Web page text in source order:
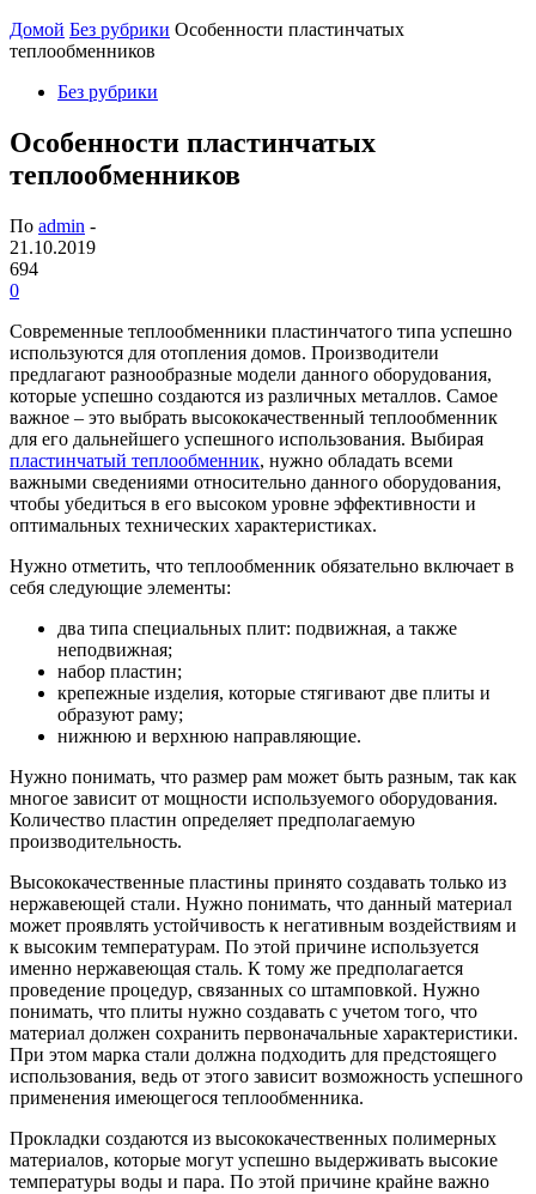
Домой Без рубрики Особенности пластинчатых
теплообменников
Без рубрики
Особенности пластинчатых
теплообменников
По admin -
21.10.2019
694
0
Современные теплообменники пластинчатого типа успешно
используются для отопления домов. Производители
предлагают разнообразные модели данного оборудования,
которые успешно создаются из различных металлов. Самое
важное – это выбрать высококачественный теплообменник
для его дальнейшего успешного использования. Выбирая
пластинчатый теплообменник, нужно обладать всеми
важными сведениями относительно данного оборудования,
чтобы убедиться в его высоком уровне эффективности и
оптимальных технических характеристиках.
Нужно отметить, что теплообменник обязательно включает в
себя следующие элементы:
два типа специальных плит: подвижная, а также
неподвижная;
набор пластин;
крепежные изделия, которые стягивают две плиты и
образуют раму;
нижнюю и верхнюю направляющие.
Нужно понимать, что размер рам может быть разным, так как
многое зависит от мощности используемого оборудования.
Количество пластин определяет предполагаемую
производительность.
Высококачественные пластины принято создавать только из
нержавеющей стали. Нужно понимать, что данный материал
может проявлять устойчивость к негативным воздействиям и
к высоким температурам. По этой причине используется
именно нержавеющая сталь. К тому же предполагается
проведение процедур, связанных со штамповкой. Нужно
понимать, что плиты нужно создавать с учетом того, что
материал должен сохранить первоначальные характеристики.
При этом марка стали должна подходить для предстоящего
использования, ведь от этого зависит возможность успешного
применения имеющегося теплообменника.
Прокладки создаются из высококачественных полимерных
материалов, которые могут успешно выдерживать высокие
температуры воды и пара. По этой причине крайне важно